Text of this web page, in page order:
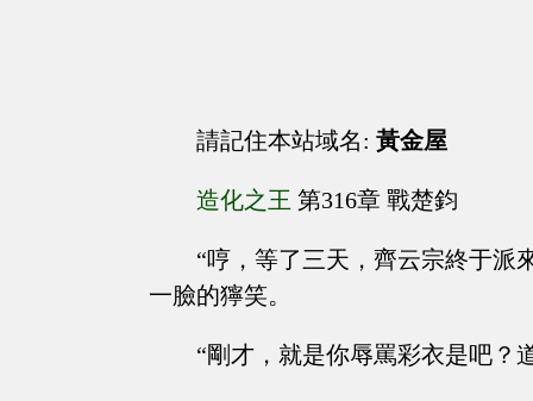
請記住本站域名: 黃金屋
造化之王 第316章 戰楚鈞
“哼，等了三天，齊云宗終于派
一臉的獰笑。
“剛才，就是你辱罵彩衣是吧？